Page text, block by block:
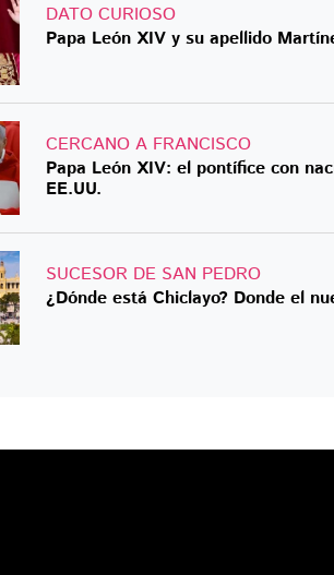
DATO CURIOSO
Papa León XIV y su apellido
CERCANO A FRANCISCO
Papa León XIV: el pontífice con
EE.UU.
SUCESOR DE SAN PEDRO
¿Dónde está Chiclayo? Donde el